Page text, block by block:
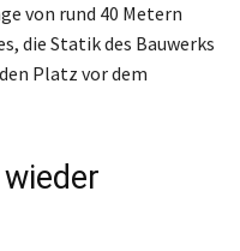
von rund 40 Metern
die Statik des Bauwerks
Platz vor dem